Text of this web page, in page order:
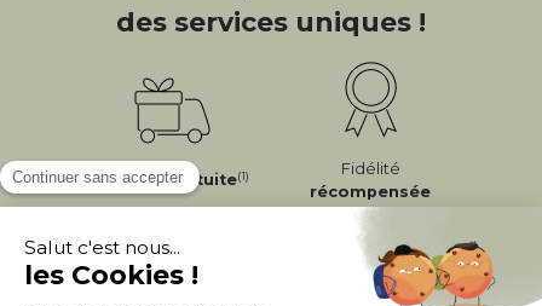
des services uniques !
LivraisonGratuite(1)
Fidélité
récompensée